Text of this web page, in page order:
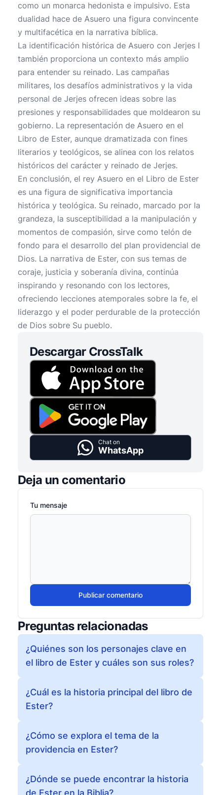
como un monarca hedonista e impulsivo. Esta
dualidad hace de Asuero una figura convincente
y multifacética en la narrativa bíblica.
La identificación histórica de Asuero con Jerjes I
también proporciona un contexto más amplio
para entender su reinado. Las campañas
militares, los desafíos administrativos y la vida
personal de Jerjes ofrecen ideas sobre las
presiones y responsabilidades que moldearon su
gobierno. La representación de Asuero en el
Libro de Ester, aunque dramatizada con fines
literarios y teológicos, se alinea con los relatos
históricos del carácter y reinado de Jerjes.
En conclusión, el rey Asuero en el Libro de Ester
es una figura de significativa importancia
histórica y teológica. Su reinado, marcado por la
grandeza, la susceptibilidad a la manipulación y
momentos de compasión, sirve como telón de
fondo para el desarrollo del plan providencial de
Dios. La narrativa de Ester, con sus temas de
coraje, justicia y soberanía divina, continúa
inspirando y resonando con los lectores,
ofreciendo lecciones atemporales sobre la fe, el
liderazgo y el poder perdurable de la protección
de Dios sobre Su pueblo.
Descargar CrossTalk
Chat on
WhatsApp
Deja un comentario
Tu mensaje
Publicar comentario
Preguntas relacionadas
¿Quiénes son los personajes clave en
el libro de Ester y cuáles son sus roles?
¿Cuál es la historia principal del libro de
Ester?
¿Cómo se explora el tema de la
providencia en Ester?
¿Dónde se puede encontrar la historia
de Ester en la Biblia?